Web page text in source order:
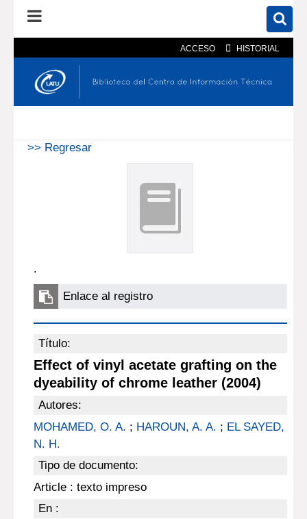
ACCESO HISTORIAL
En el catálogo En el sitio
>> Regresar
.
Enlace al registro
Título:
Effect of vinyl acetate grafting on the
dyeability of chrome leather (2004)
Autores:
MOHAMED, O. A. ; HAROUN, A. A. ; EL SAYED,
N. H.
Tipo de documento:
Article : texto impreso
En :